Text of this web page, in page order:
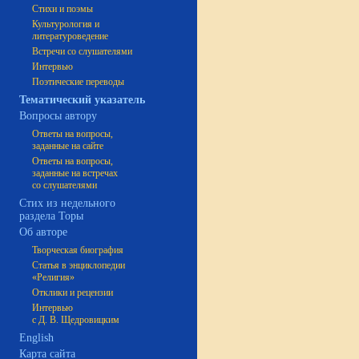
Стихи и поэмы
Культурология и
литературоведение
Встречи со слушателями
Интервью
Поэтические переводы
Тематический указатель
Вопросы автору
Ответы на вопросы,
заданные на сайте
Ответы на вопросы,
заданные на встречах
со слушателями
Стих из недельного
раздела Торы
Об авторе
Творческая биография
Статья в энциклопедии
«Религия»
Отклики и рецензии
Интервью
с Д. В. Щедровицким
English
Карта сайта